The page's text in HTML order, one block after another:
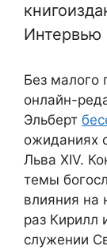
Без малого
онлайн-
Эльберт
ожиданиях
Льва XIV.
темы
влияния на
раз Кирилл
служении